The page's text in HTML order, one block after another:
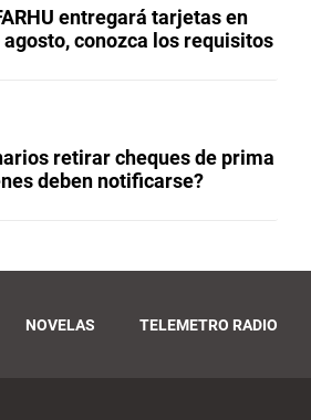
entregará tarjetas en
conozca los requisitos
retirar cheques de prima
deben notificarse?
NOVELAS TELEMETRO RADIO